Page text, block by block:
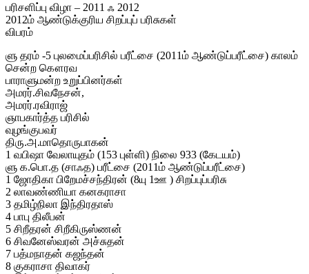
பரிசளிப்பு விழா – 2011 ஃ 2012
2012ம் ஆண்டுக்குரிய சிறப்புப் பரிசுகள்
விபரம்
ளு தரம் -5 புலமைப்பரிசில் பரீட்சை (2011ம் ஆண்டுப்பரீட்சை) காலம்
சென்ற கௌரவ
பாராளுமன்ற உறுப்பினர்கள்
அமரர்.சிவநேசன்,
அமரர்.ரவிராஜ்
ஞாபகார்த்த பரிசில்
வுழங்குபவர்
திரு.அ.மாதொருபாகன்
1 வபிஷா வேலாயுதம் (153 புள்ளி) நிலை 933 (கேடயம்)
ளு க.பொ.த (சாஃத) பரீட்சை (2011ம் ஆண்டுப்பரீட்சை)
1 ஜோதிகா பிறேமச்சந்திரன் (8யு 1ஊ ) சிறப்புப்பரிசு
2 லாவண்ணியா கனகராசா
3 தமிழ்நிலா இந்திரதாஸ்
4 பாபு திலீபன்
5 சிறீதரன் சிறீகிருஸ்ணன்
6 சிவனேஸ்வரன் அச்சுதன்
7 பத்மநாதன் கஜந்தன்
8 குகராசா திவாகர்